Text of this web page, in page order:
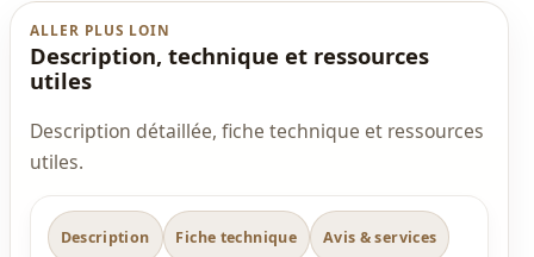
ALLER PLUS LOIN
Description, technique et ressources
utiles
Description détaillée, fiche technique et ressources
utiles.
Description Fiche technique Avis & services